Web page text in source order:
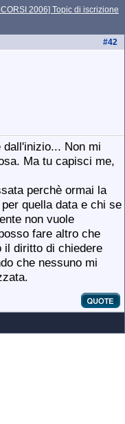
2006] Topic di iscrizione
#42
Non mi
Ma tu capisci me,
perchè ormai la
quella data e chi se
non vuole
fare altro che
il diritto di chiedere
che nessuno mi